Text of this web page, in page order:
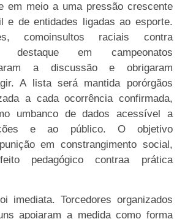
em meio a uma pressão crescente
e de entidades ligadas ao esporte.
comoinsultos raciais contra
destaque em campeonatos
a discussão e obrigaram
A lista será mantida porórgãos
a cada ocorrência confirmada,
umbanco de dados acessível a
e ao público. O objetivo
em constrangimento social,
pedagógico contraa prática
imediata. Torcedores organizados
apoiaram a medida como forma